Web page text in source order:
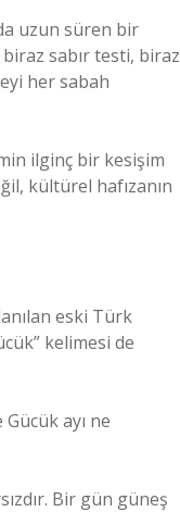
uzun süren bir
sabır testi, biraz
her sabah
ilginç bir kesişim
kültürel hafızanın
eski Türk
kelimesi de
ayı ne
Bir gün güneş